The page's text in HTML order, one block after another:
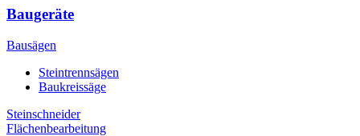
Baugeräte
Bausägen
Steintrennsägen
Baukreissäge
Steinschneider
Flächenbearbeitung